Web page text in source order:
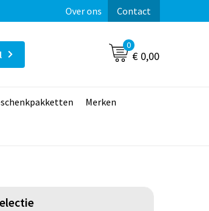
Over ons Contact
0
€ 0,00
Merken